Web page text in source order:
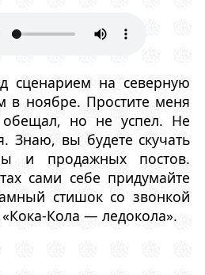
сценарием на северную
в ноябре. Простите меня
но не успел. Не
Знаю, вы будете скучать
и продажных постов.
сами себе придумайте
стишок со звонкой
Кола — ледокола».